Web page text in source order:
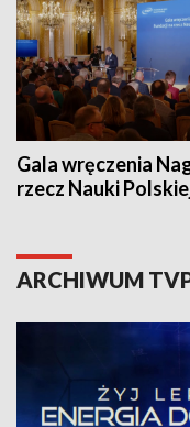
Gala wręczenia
rzecz Nauki
ARCHIWUM